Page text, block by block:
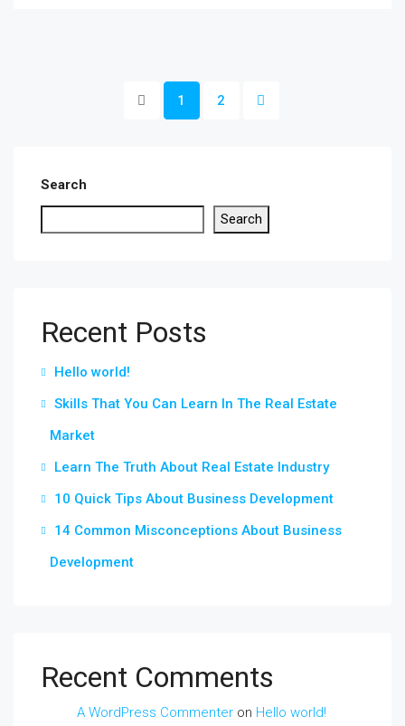
1 2
Search
Search
Recent Posts
Hello world!
Skills That You Can Learn In The Real Estate
Market
Learn The Truth About Real Estate Industry
10 Quick Tips About Business Development
14 Common Misconceptions About Business
Development
Recent Comments
A WordPress Commenter on Hello world!